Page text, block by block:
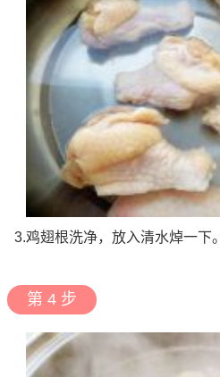
3.鸡翅根洗净，放入清水焯一下。
第 4 步